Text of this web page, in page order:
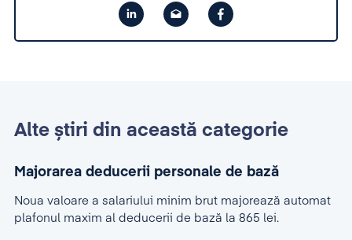
Alte știri din această categorie
Majorarea deducerii personale de bază
Noua valoare a salariului minim brut majorează automat
plafonul maxim al deducerii de bază la 865 lei.